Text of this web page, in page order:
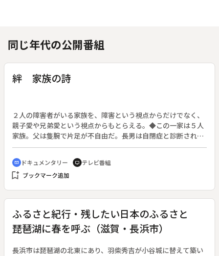
同じ年代の公開番組
絆 家族の詩
２人の障害者がいる家族を、障害という視点からだけでなく、
親子愛や兄弟愛という視点からもとらえる。◆この一家は５人
家族。父は隻腕で片足が不自由だ。長男は自閉症と診断され、
かつ知的障害を持つ。しかしこの家族には暗さなど全くない。
父は、テニス、ゴルフなどスポーツを人並み以上にやることで
強靭な精神力を養った。長男の自立を促すために、必死で励ま
しつづける家族。特に長女は幼いころから弟を見守り支えてき
を与え、彼の自立の大きな一歩となった。弟も姉を慕い、頼っ
てきた。その姉に結婚の話が持ちあがる。
cinematic_blur ドキュメンタリー tv テレビ番組
bookmark_add ブックマーク追加
ふるさと紀行・残したい日本のふるさと
琵琶湖に春を呼ぶ（滋賀・長浜市）
長浜市は琵琶湖の北東にあり、羽柴秀吉が小谷城に替えて築い